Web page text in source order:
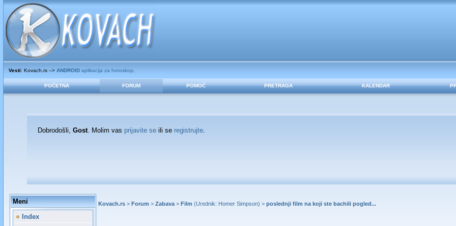
Vesti: Kovach.rs --> ANDROIDaplikacija za horoskop
POČETNA FORUM POMOĆ PRETRAGA KALENDAR
Dobrodošli,Gost. Molim vas prijavite se ili se registrujte.
Meni
Index
Kovach.rs> Forum > Zabava> Film (Urednik: Homer Simpson) > poslednji film na koji ste bachili pogled...